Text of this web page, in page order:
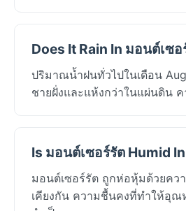
Does It Rain In มอนต์เซ
ปริมาณน้ำฝนทั่วไปในเดือน
ชายฝั่งและแห้งกว่าในแผ่นดิน
Is มอนต์เซอร์รัต Humid
มอนต์เซอร์รัต ถูกห่อหุ้มด้วยคว
เคียงกัน ความชื้นคงที่ทำให้อุณ